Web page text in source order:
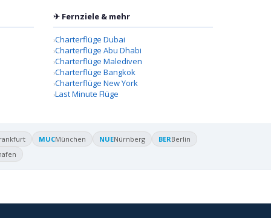
✈ Fernziele & mehr
Charterflüge Dubai
Charterflüge Abu Dhabi
Charterflüge Malediven
Charterflüge Bangkok
Charterflüge New York
Last Minute Flüge
MUCMünchen NUENürnberg BERBerlin